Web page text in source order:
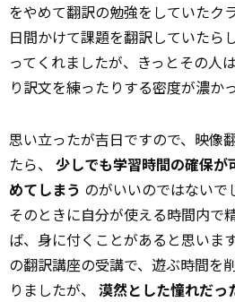
をやめて翻訳の勉強をしていたク
日間かけて課題を翻訳していたら
ってくれましたが、きっとその人
り訳文を練ったりする密度が濃か
思い立ったが吉日ですので、映像
たら、 少しでも学習時間の確保
めてしまう のがいいのではないで
そのときに自分が使える時間内で
ば、身に付くことがあると思いま
の翻訳講座の受講で、遊ぶ時間を
りましたが、 漠然とした憧れだっ